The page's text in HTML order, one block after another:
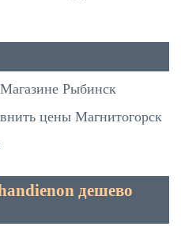
Рыбинск
цены Магнитогорск
дешево